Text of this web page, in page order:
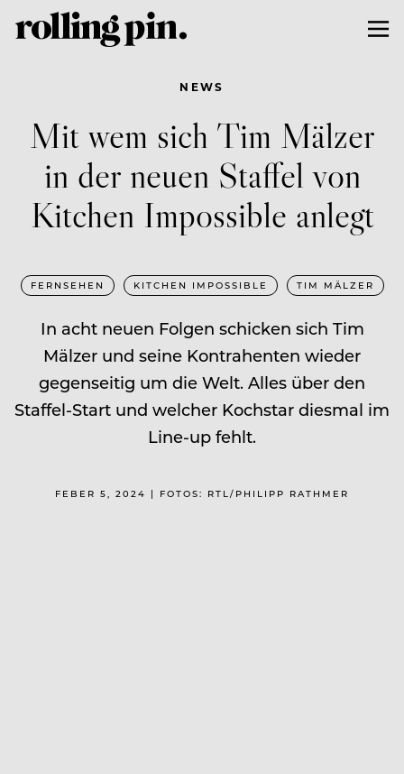
NEWS
Mit wem sich Tim Mälzer
in der neuen Staffel von
Kitchen Impossible anlegt
FERNSEHEN KITCHEN IMPOSSIBLE TIM MÄLZER
In acht neuen Folgen schicken sich Tim
Mälzer und seine Kontrahenten wieder
gegenseitig um die Welt. Alles über den
Staffel-Start und welcher Kochstar diesmal im
Line-up fehlt.
FEBER 5, 2024 | FOTOS: RTL/PHILIPP RATHMER